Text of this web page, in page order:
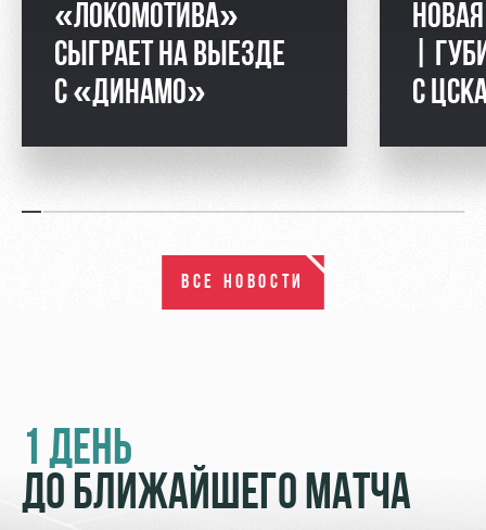
«ЛОКОМОТИВА»
СЫГРАЕТ НА ВЫЕЗДЕ
С «ДИНАМО»
|
С
ВСЕ НОВОСТИ
1 ДЕНЬ
ДО БЛИЖАЙШЕГО МАТЧА